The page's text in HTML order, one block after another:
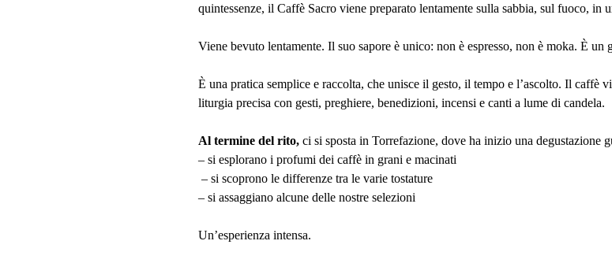
quintessenze, il Caffè Sacro viene preparato lentamente sulla sabbia, sul fuoco, in
Viene bevuto lentamente. Il suo sapore è unico: non è espresso, non è moka. È un
È una pratica semplice e raccolta, che unisce il gesto, il tempo e l’ascolto. Il caffè
liturgia precisa con gesti, preghiere, benedizioni, incensi e canti a lume di candela.
Al termine del rito, ci si sposta in Torrefazione, dove ha inizio una degustazione
– si esplorano i profumi dei caffè in grani e macinati
– si scoprono le differenze tra le varie tostature
– si assaggiano alcune delle nostre selezioni
Un’esperienza intensa.